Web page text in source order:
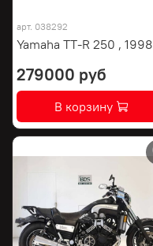
арт. 038292
Yamaha TT-R 250 , 1998
279000 руб
В корзину